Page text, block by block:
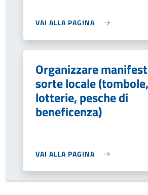
VAI ALLA PAGINA
Organizzare
sorte locale (tombole,
lotterie, pesche di
beneficenza)
VAI ALLA PAGINA